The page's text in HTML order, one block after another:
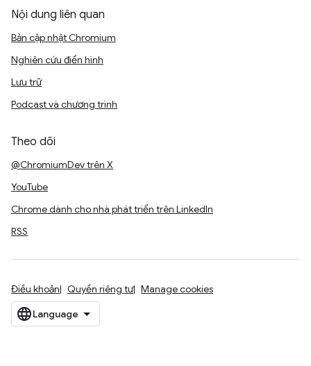
Nội dung liên quan
Bản cập nhật Chromium
Nghiên cứu điển hình
Lưu trữ
Podcast và chương trình
Theo dõi
@ChromiumDev trên X
YouTube
Chrome dành cho nhà phát triển trên LinkedIn
RSS
Điều khoản Quyền riêng tư Manage cookies